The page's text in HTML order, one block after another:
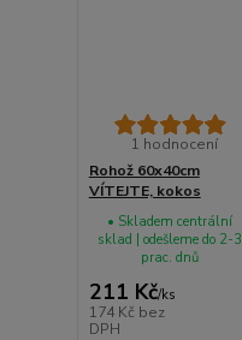
1 hodnocení
Rohož 60x40cm
VÍTEJTE, kokos
211 Kč/ks
174 Kč bez
DPH
• Skladem centrální
sklad | odešleme do 2-3
prac. dnů